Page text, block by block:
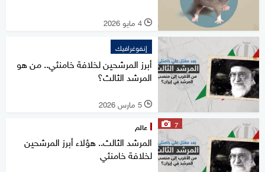
l 4 مايو 2026
إنفوغرافيك
أبرز المرشحين لخلافة خامنئي.. من هو
المرشد الثالث؟
l 5 مارس 2026
7 عالم
المرشد الثالث.. هؤلاء أبرز المرشحين
لخلافة خامنئي